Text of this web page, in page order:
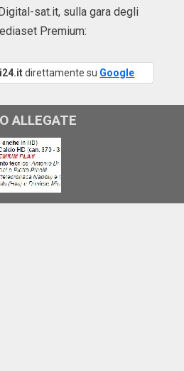
sat.it, sulla gara degli
Premium:
direttamente su Google
ALLEGATE